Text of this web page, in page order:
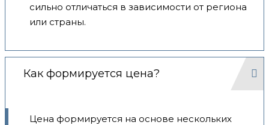
сильно отличаться в зависимости от региона
или страны.
Как формируется цена?
Цена формируется на основе нескольких